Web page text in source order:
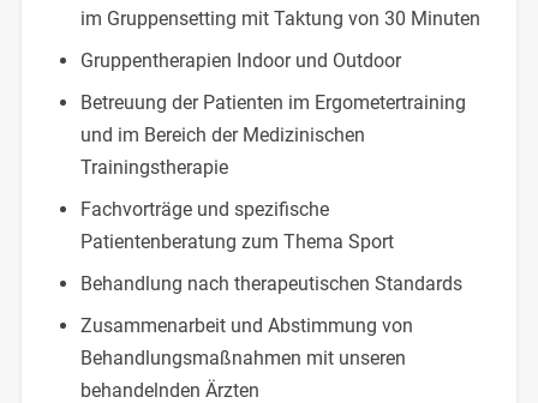
im Gruppensetting mit Taktung von 30 Minuten
Gruppentherapien Indoor und Outdoor
Betreuung der Patienten im Ergometertraining
und im Bereich der Medizinischen
Trainingstherapie
Fachvorträge und spezifische
Patientenberatung zum Thema Sport
Behandlung nach therapeutischen Standards
Zusammenarbeit und Abstimmung von
Behandlungsmaßnahmen mit unseren
behandelnden Ärzten